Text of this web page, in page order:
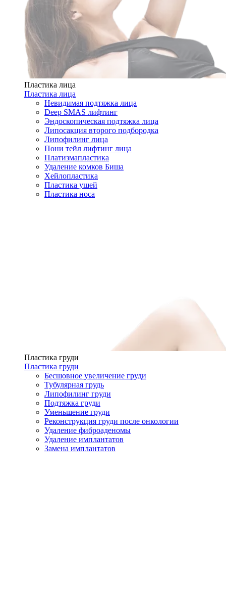
Пластика лица
Пластика лица
Невидимая подтяжка лица
Deep SMAS лифтинг
Эндоскопическая подтяжка лица
Липосакция второго подбородка
Липофилинг лица
Пони тейл лифтинг лица
Платизмапластика
Удаление комков Биша
Хейлопластика
Пластика ушей
Пластика носа
Пластика груди
Пластика груди
Бесшовное увеличение груди
Тубулярная грудь
Липофилинг груди
Подтяжка груди
Уменьшение груди
Реконструкция груди после онкологии
Удаление фиброаденомы
Удаление имплантатов
Замена имплантатов